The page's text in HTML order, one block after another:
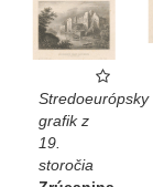
Stredoeurópsky
grafik z
19.
storočia